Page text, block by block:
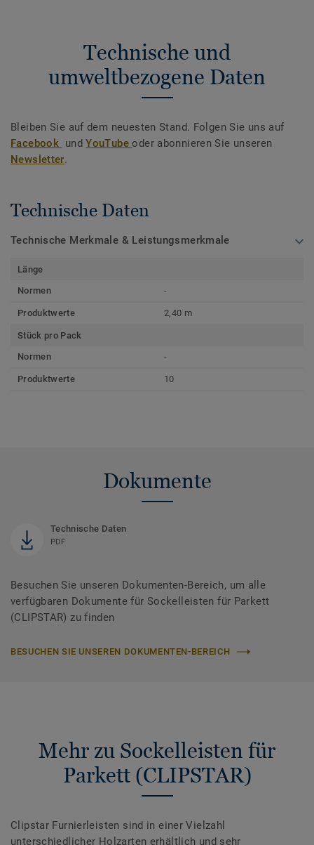
Technische und
umweltbezogene Daten
Bleiben Sie auf dem neuesten Stand. Folgen Sie uns auf
Facebook undYouTubeoder abonnieren Sie unseren
Newsletter.
Technische Daten
Technische Merkmale & Leistungsmerkmale
Länge
Normen
-
Produktwerte 2,40 m
Stück pro Pack
Normen
-
Produktwerte 10
Dokumente
Technische Daten
PDF
Besuchen Sie unseren Dokumenten-Bereich, um alle
verfügbaren Dokumente für Sockelleisten für Parkett
(CLIPSTAR) zu finden
BESUCHEN SIE UNSEREN DOKUMENTEN-BEREICH
Mehr zu Sockelleisten für
Parkett (CLIPSTAR)
Clipstar Furnierleisten sind in einer Vielzahl
unterschiedlicher Holzarten erhältlich und sehr